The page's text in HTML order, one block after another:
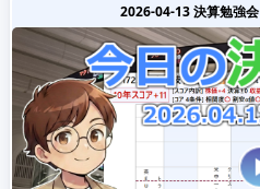
2026-04-13 決算勉強会